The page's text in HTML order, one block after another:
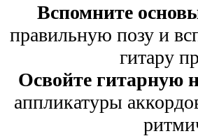
Вспомните
правильную позу и
гитару
Освойте гитарную
аппликатуры